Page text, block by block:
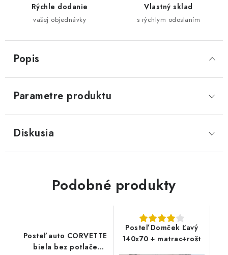
Rýchle dodanie
vašej objednávky
Vlastný sklad
s rýchlym odoslaním
Popis
Parametre produktu
Diskusia
Podobné produkty
Posteľ auto CORVETTE
biela bez potlače
Posteľ Domček Ľavý
140x70 + matrac+rošt